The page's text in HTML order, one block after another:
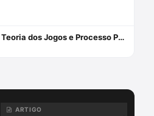
13 - Justiça de Mérito - Teoria dos Jogos e Processo Penal
ARTIGO